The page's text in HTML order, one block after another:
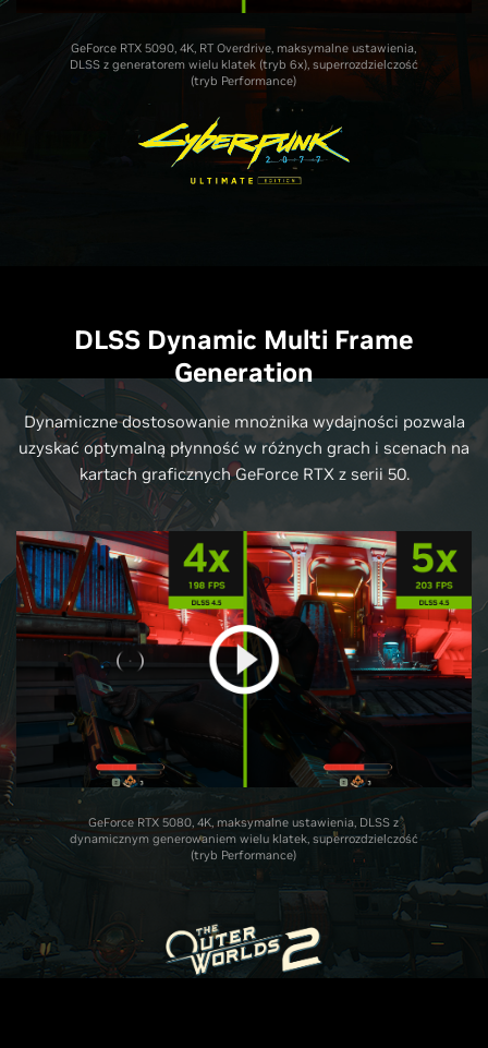
GeForce RTX 5090, 4K, RT Overdrive, maksymalne ustawienia,
DLSS z generatorem wielu klatek (tryb 6x), superrozdzielczość
(tryb Performance)
DLSS Dynamic Multi Frame
Generation
Dynamiczne dostosowanie mnożnika wydajności pozwala
uzyskać optymalną płynność w różnych grach i scenach na
kartach graficznych GeForce RTX z serii 50.
GeForce RTX 5080, 4K, maksymalne ustawienia, DLSS z
dynamicznym generowaniem wielu klatek, superrozdzielczość
(tryb Performance)